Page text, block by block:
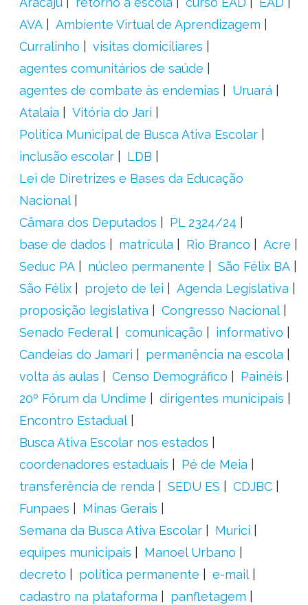
AVA
Ambiente Virtual de Aprendizagem
Curralinho
visitas domiciliares
agentes comunitários de saúde
agentes de combate às endemias
Uruará
Atalaia
Vitória do Jari
Política Municipal de Busca Ativa Escolar
inclusão escolar
LDB
Lei de Diretrizes e Bases da Educação
Nacional
Câmara dos Deputados
PL 2324/24
base de dados
matrícula Rio Branco
Acre
Seduc PA
núcleo permanente
São Félix BA
São Félix
projeto de lei
Agenda Legislativa
proposição legislativa
Congresso Nacional
Senado Federal
comunicação
informativo
Candeias do Jamari
permanência na escola
volta ás aulas
Censo Demográfico
Painéis
20º Fórum da Undime
dirigentes municipais
Encontro Estadual
Busca Ativa Escolar nos estados
coordenadores estaduais
Pé de Meia
transferência de renda
SEDU ES
CDJBC
Funpaes
Minas Gerais
Semana da Busca Ativa Escolar
Murici
equipes municipais
Manoel Urbano
decreto
política permanente
e-mail
cadastro na plataforma
panfletagem